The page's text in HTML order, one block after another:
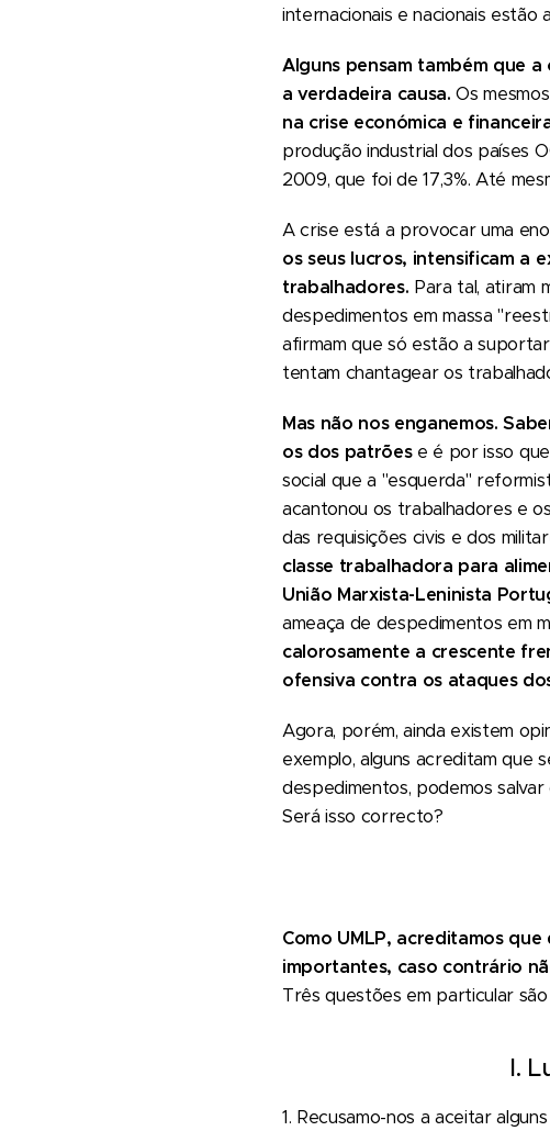
internacionais e nacionais estão
Alguns pensam também que
a verdadeira causa.Os
na crise económica e
produção industrial dos países
2009, que foi de 17,3%. Até
A crise está a provocar uma
os seus lucros, intensificam a
trabalhadores. Para tal, atiram
despedimentos em massa
afirmam que só estão a
tentam chantagear os
Mas não nos enganemos.
os dos patrões e é por isso
social que a "esquerda"
acantonou os trabalhadores e
das requisições civis e dos
classe trabalhadora para
União Marxista-Leninista
ameaça de despedimentos em
calorosamente a crescente
ofensiva contra os ataques
Agora, porém, ainda existem
exemplo, alguns acreditam que
despedimentos, podemos
Será isso correcto?
Como UMLP, acreditamos
importantes, caso contrário
Três questões em particular
I.
1. Recusamo-nos a aceitar